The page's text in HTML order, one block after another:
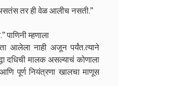
तर ही वेळ आलीच नसती.”
म्हणाला
आलेला नाही अजून पर्यंत.त्याने
दधिची मालक असल्याचं कोणाला
पूर्ण नियंत्रणा खालचा माणूस